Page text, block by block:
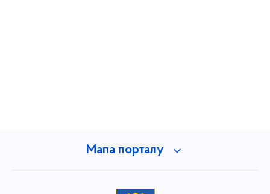
Мапа порталу